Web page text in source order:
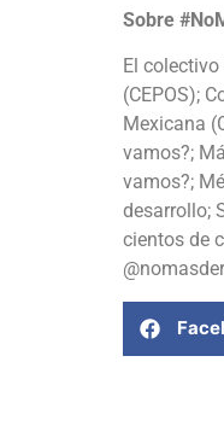
Sobre
El
(CEPOS);
Mexicana
vamos?;
vamos?;
desarrollo;
cientos de